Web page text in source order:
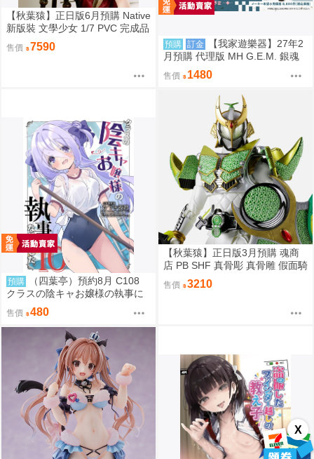
X
【秋葉猿】正日版6月預購 Native
新版裝 文學少女 1/7 PVC 完成品
售價 7590 預購 訂金
【我家遊樂器】27年2
月預購 代理版 MH G.E.M. 銀魂
坂田銀時 攘夷志士
售價 1480
預購
（四葉亭）預約8月 C108
クラスの陰キャお嬢様の執事に
なりました10 ひづき夜宵
售價 480
【秋葉猿】正日版3月預購 魂商
店 PB SHF 真骨彫 真骨雕 假面騎
士 鎧武 斬月 哈密瓜
售價 3210